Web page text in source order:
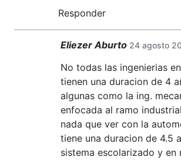
Responder
Eliezer Aburto 24 agosto
No todas las ingenierias
tienen una duracion de 4
algunas como la ing.
enfocada al ramo
nada que ver con la
tiene una duracion de 4.5
sistema escolarizado y en